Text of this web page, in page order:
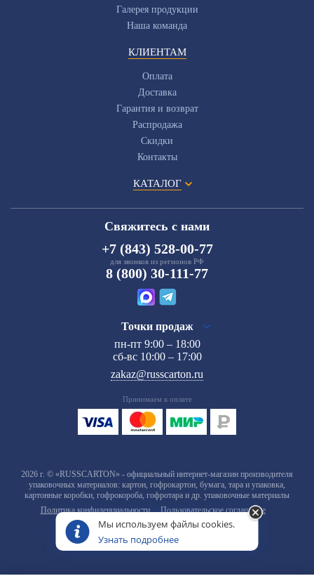
Галерея продукции
Наша команда
КЛИЕНТАМ
Оплата
Доставка
Гарантия и возврат
Распродажа
Скидки
Контакты
КАТАЛОГ
Свяжитесь с нами
+7 (843) 528-00-77
для звонков из регионов РФ
8 (800) 30-111-77
Точки продаж
пн-пт 9:00 – 18:00
сб-вс 10:00 – 17:00
zakaz@russcarton.ru
Принимаем к оплате
2026 г. © «RUSSCARTON» - официальный интернет-магазин производителя
упаковочных материалов: картон, гофрокартон, бумага, тара и упаковка,
картонные коробки, гофрокороба, гофротара и др. упаковочные материалы
Политика конфиденциальности
Пользовательское соглашение
Мы используем файлы cookies.
Узнать подробнее